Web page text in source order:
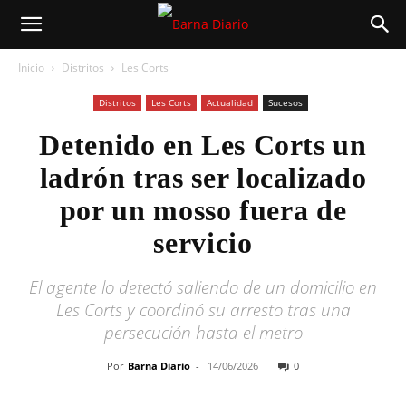
Inicio Distritos Les Corts
Distritos Les Corts Actualidad Sucesos
Detenido en Les Corts un
ladrón tras ser localizado
por un mosso fuera de
servicio
El agente lo detectó saliendo de un domicilio en
Les Corts y coordinó su arresto tras una
persecución hasta el metro
Por Barna Diario - 14/06/2026 0